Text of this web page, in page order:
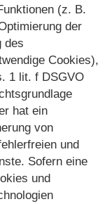
(z. B.
der
des
Cookies),
1 lit. f DSGVO
hat ein
von
und
Sofern eine
und